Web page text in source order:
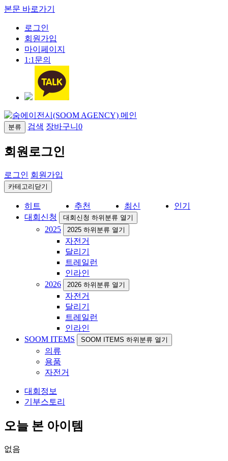
본문 바로가기
로그인
회원가입
마이페이지
1:1문의
분류 검색 장바구니 0
회원로그인
로그인 회원가입
카테고리닫기
히트 추천 최신
인기
대회신청
대회신청 하위분류 열기
2025 2025 하위분류 열기
자전거
달리기
트레일런
인라인
2026
2026 하위분류 열기
자전거
달리기
트레일런
인라인
SOOM ITEMS
SOOM ITEMS 하위분류 열기
의류
용품
자전거
대회정보
기부스토리
오늘 본 아이템
없음